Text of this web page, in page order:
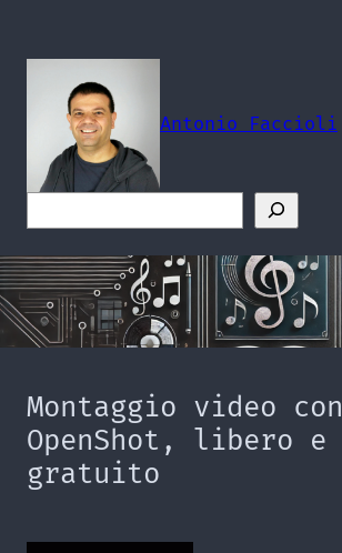
Antonio Faccioli
Montaggio video con
OpenShot, libero e
gratuito